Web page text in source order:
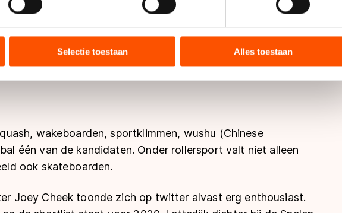
gebruik van onze site met onze partners voor social media, advertenties en
andere gegevens die u aan hen heeft verstrekt of die zij hebben verzameld via
gegevens doorgeven aan landen buiten de EU, zoals de VS, waar mogelijk geen
de GDPR. Door op ‘Toestaan’ te klikken, stemt u in met deze overdracht.
Selectie toestaan Alles toestaan
wakeboarden, sportklimmen, wushu (Chinese
één van de kandidaten. Onder rollersport valt niet alleen
ook skateboarden.
Joey Cheek toonde zich op twitter alvast erg enthousiast.